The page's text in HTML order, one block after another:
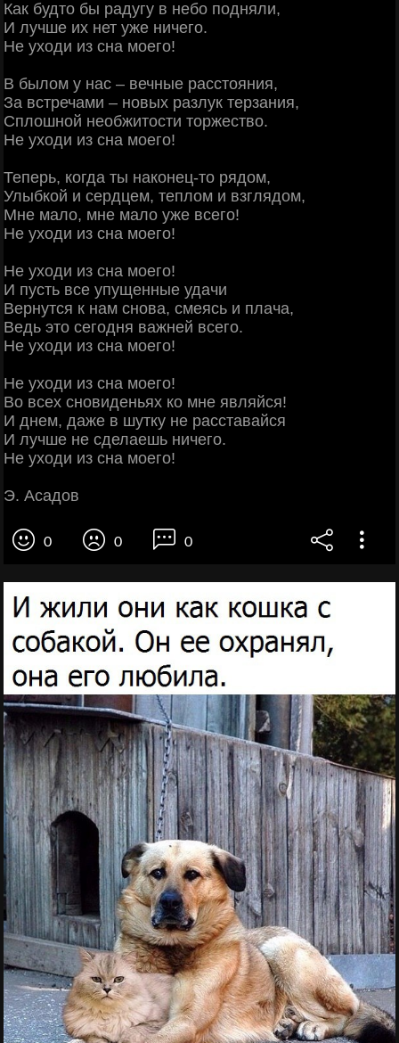
Как будто бы радугу в небо подняли,
И лучше их нет уже ничего.
Не уходи из сна моего!
В былом у нас – вечные расстояния,
За встречами – новых разлук терзания,
Сплошной необжитости торжество.
Не уходи из сна моего!
Теперь, когда ты наконец-то рядом,
Улыбкой и сердцем, теплом и взглядом,
Мне мало, мне мало уже всего!
Не уходи из сна моего!
Не уходи из сна моего!
И пусть все упущенные удачи
Вернутся к нам снова, смеясь и плача,
Ведь это сегодня важней всего.
Не уходи из сна моего!
Не уходи из сна моего!
Во всех сновиденьях ко мне являйся!
И днем, даже в шутку не расставайся
И лучше не сделаешь ничего.
Не уходи из сна моего!
Э. Асадов
0 0 0